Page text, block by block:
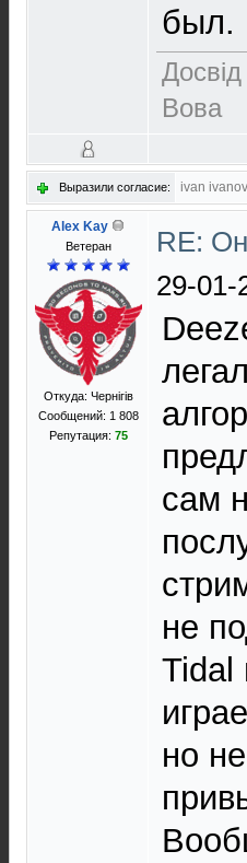
был.
Вова
Выразили согласие: ivan ivanov
Alex Kay
Ветеран
Откуда: Чернігів
Сообщений: 1 808
Репутация: 75
RE:
29-01-
сам
не
Tidal
но